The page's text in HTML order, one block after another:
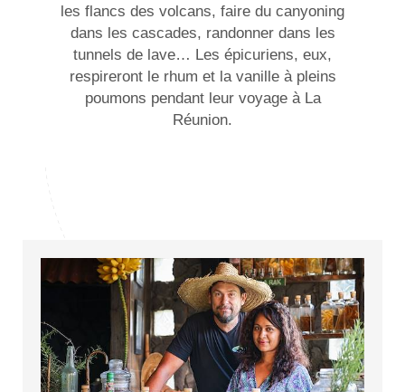
les flancs des volcans, faire du canyoning
dans les cascades, randonner dans les
tunnels de lave… Les épicuriens, eux,
respireront le rhum et la vanille à pleins
poumons pendant leur voyage à La
Réunion.